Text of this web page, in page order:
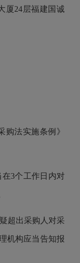
24层福建国诚
法实施条例》
3个工作日内对
超出采购人对采
机构应当告知报